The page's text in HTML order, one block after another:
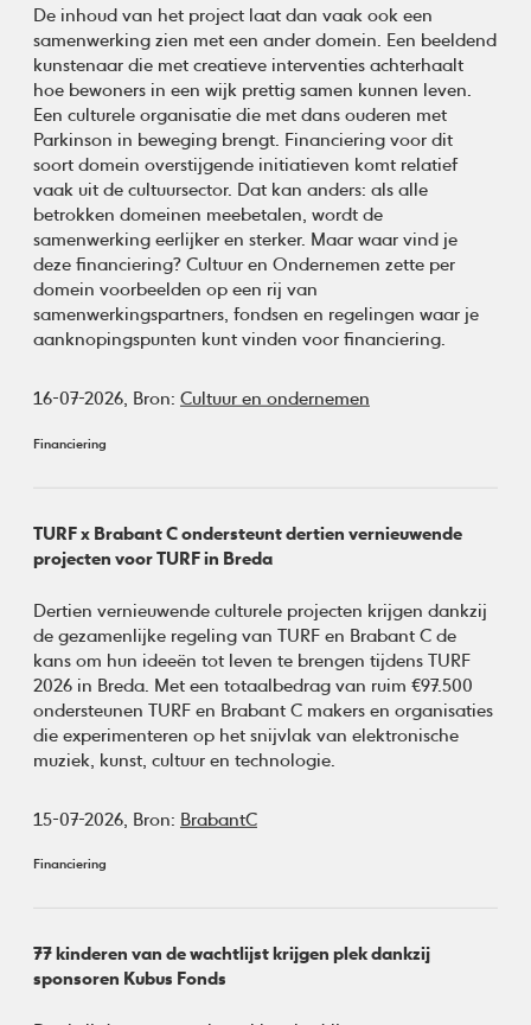
De inhoud van het project laat dan vaak ook een
samenwerking zien met een ander domein. Een beeldend
kunstenaar die met creatieve interventies achterhaalt
hoe bewoners in een wijk prettig samen kunnen leven.
Een culturele organisatie die met dans ouderen met
Parkinson in beweging brengt. Financiering voor dit
soort domein overstijgende initiatieven komt relatief
vaak uit de cultuursector. Dat kan anders: als alle
betrokken domeinen meebetalen, wordt de
samenwerking eerlijker en sterker. Maar waar vind je
deze financiering? Cultuur en Ondernemen zette per
domein voorbeelden op een rij van
samenwerkingspartners, fondsen en regelingen waar je
aanknopingspunten kunt vinden voor financiering.
16-07-2026, Bron: Cultuur en ondernemen
Financiering
TURF x Brabant C ondersteunt dertien vernieuwende
projecten voor TURF in Breda
Dertien vernieuwende culturele projecten krijgen dankzij
de gezamenlijke regeling van TURF en Brabant C de
kans om hun ideeën tot leven te brengen tijdens TURF
2026 in Breda. Met een totaalbedrag van ruim €97.500
ondersteunen TURF en Brabant C makers en organisaties
die experimenteren op het snijvlak van elektronische
muziek, kunst, cultuur en technologie.
15-07-2026, Bron: BrabantC
Financiering
77 kinderen van de wachtlijst krijgen plek dankzij
sponsoren Kubus Fonds